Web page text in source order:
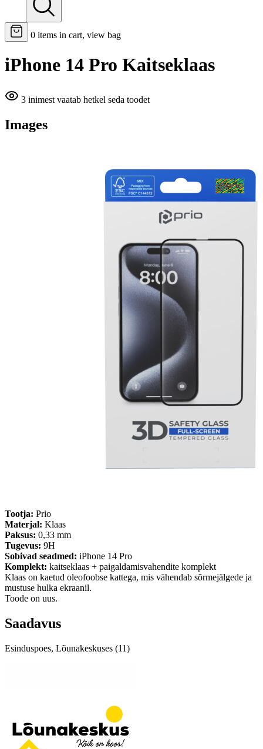
0 items in cart, view bag
iPhone 14 Pro Kaitseklaas
3 inimest vaatab hetkel seda toodet
Images
Tootja: Prio
Materjal: Klaas
Paksus: 0,33 mm
Tugevus: 9H
Sobivad seadmed: iPhone 14 Pro
Komplekt: kaitseklaas + paigaldamisvahendite komplekt
Klaas on kaetud oleofoobse kattega, mis vähendab sõrmejälgede ja
mustuse hulka ekraanil.
Toode on uus.
Saadavus
Esinduspoes, Lõunakeskuses (11)